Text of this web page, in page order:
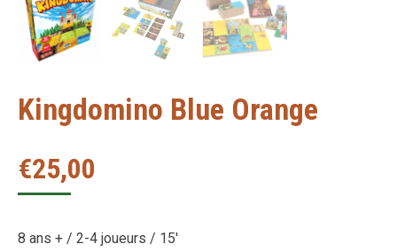
Kingdomino Blue Orange
€25,00
8 ans + / 2-4 joueurs / 15′